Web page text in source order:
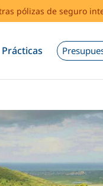
pólizas de seguro
Prácticas